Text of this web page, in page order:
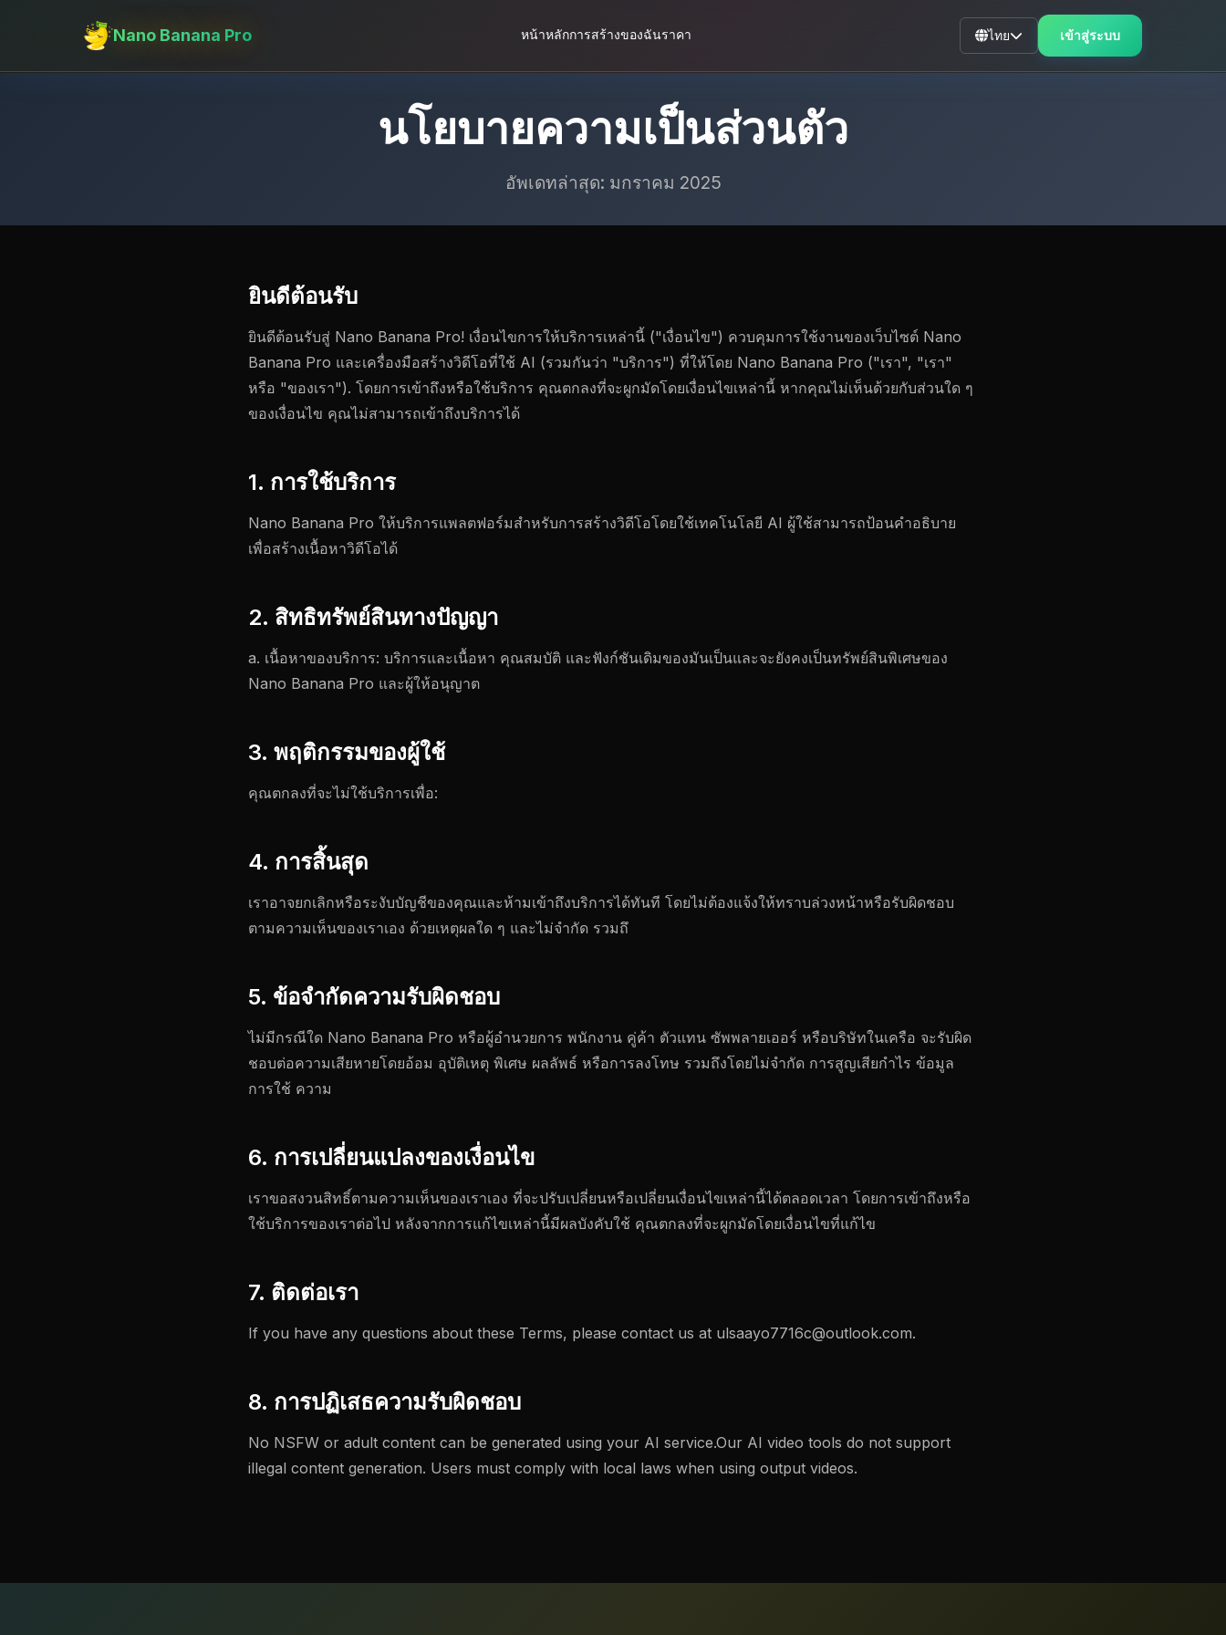
Nano Banana Pro หน้าหลักการสร้างของฉันราคา ไทย เข้าสู่ระบบ
นโยบายความเป็นส่วนตัว
อัพเดทล่าสุด: มกราคม 2025
ยินดีต้อนรับ
ยินดีต้อนรับสู่ Nano Banana Pro! เงื่อนไขการให้บริการเหล่านี้ ("เงื่อนไข") ควบคุมการใช้งานของเว็บไซต์ Nano
Banana Pro และเครื่องมือสร้างวิดีโอที่ใช้ AI (รวมกันว่า "บริการ") ที่ให้โดย Nano Banana Pro ("เรา", "เรา"
หรือ "ของเรา"). โดยการเข้าถึงหรือใช้บริการ คุณตกลงที่จะผูกมัดโดยเงื่อนไขเหล่านี้ หากคุณไม่เห็นด้วยกับส่วนใด ๆ
ของเงื่อนไข คุณไม่สามารถเข้าถึงบริการได้
1. การใช้บริการ
Nano Banana Pro ให้บริการแพลตฟอร์มสําหรับการสร้างวิดีโอโดยใช้เทคโนโลยี AI ผู้ใช้สามารถป้อนคำอธิบาย
เพื่อสร้างเนื้อหาวิดีโอได้
2. สิทธิทรัพย์สินทางปัญญา
a. เนื้อหาของบริการ: บริการและเนื้อหา คุณสมบัติ และฟังก์ชันเดิมของมันเป็นและจะยังคงเป็นทรัพย์สินพิเศษของ
Nano Banana Pro และผู้ให้อนุญาต
3. พฤติกรรมของผู้ใช้
คุณตกลงที่จะไม่ใช้บริการเพื่อ:
4. การสิ้นสุด
เราอาจยกเลิกหรือระงับบัญชีของคุณและห้ามเข้าถึงบริการได้ทันที โดยไม่ต้องแจ้งให้ทราบล่วงหน้าหรือรับผิดชอบ
ตามความเห็นของเราเอง ด้วยเหตุผลใด ๆ และไม่จํากัด รวมถึ
5. ข้อจำกัดความรับผิดชอบ
ไม่มีกรณีใด Nano Banana Pro หรือผู้อํานวยการ พนักงาน คู่ค้า ตัวแทน ซัพพลายเออร์ หรือบริษัทในเครือ จะรับผิด
ชอบต่อความเสียหายโดยอ้อม อุบัติเหตุ พิเศษ ผลลัพธ์ หรือการลงโทษ รวมถึงโดยไม่จํากัด การสูญเสียกำไร ข้อมูล
การใช้ ความ
6. การเปลี่ยนแปลงของเงื่อนไข
เราขอสงวนสิทธิ์ตามความเห็นของเราเอง ที่จะปรับเปลี่ยนหรือเปลี่ยนเงื่อนไขเหล่านี้ได้ตลอดเวลา โดยการเข้าถึงหรือ
ใช้บริการของเราต่อไป หลังจากการแก้ไขเหล่านี้มีผลบังคับใช้ คุณตกลงที่จะผูกมัดโดยเงื่อนไขที่แก้ไข
7. ติดต่อเรา
If you have any questions about these Terms, please contact us at ulsaayo7716c@outlook.com.
8. การปฏิเสธความรับผิดชอบ
No NSFW or adult content can be generated using your AI service.Our AI video tools do not support
illegal content generation. Users must comply with local laws when using output videos.